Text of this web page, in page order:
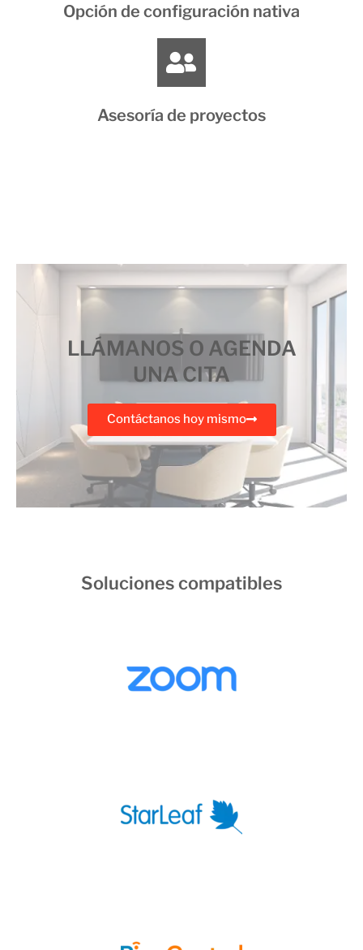
Opción de configuración nativa
Asesoría de proyectos
LLÁMANOS O AGENDA
UNA CITA
Contáctanos hoy mismo
Soluciones compatibles